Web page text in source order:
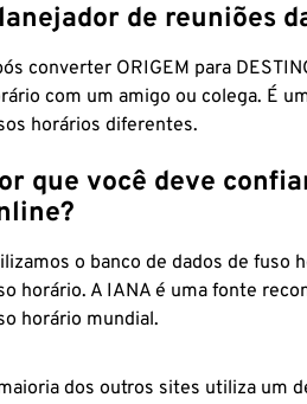
de reuniões
converter ORIGEM para
com um amigo ou colega. É
horários diferentes.
que você deve
o banco de dados de fuso
horário. A IANA é uma fonte
horário mundial.
dos outros sites utiliza um